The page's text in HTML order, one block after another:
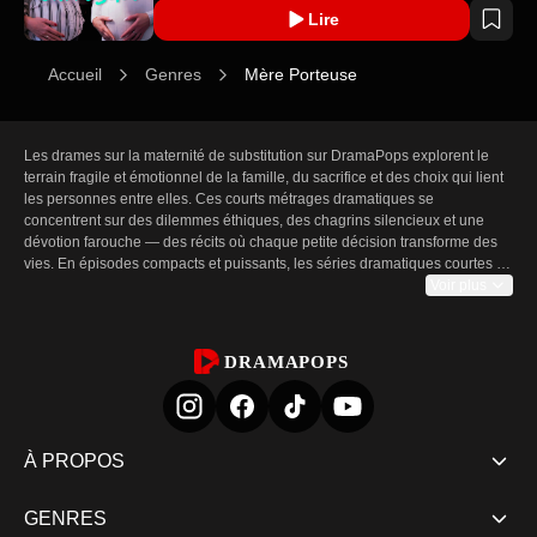
Lire
Accueil Genres Mère Porteuse
Les drames sur la maternité de substitution sur DramaPops explorent le
terrain fragile et émotionnel de la famille, du sacrifice et des choix qui lient
les personnes entre elles. Ces courts métrages dramatiques se
concentrent sur des dilemmes éthiques, des chagrins silencieux et une
dévotion farouche — des récits où chaque petite décision transforme des
vies. En épisodes compacts et puissants, les séries dramatiques courtes de
de brèves lueurs d'espoir qui percent le doute. Le format court maintient
l'intensité et l'immédiateté des émotions, chaque minute ayant du sens et
chaque fin faisant avancer l'histoire. Attendez‑vous à des scènes de luttes
pour la garde, de promesses tenues sous pression et à l'espoir fragile de
Les courts drames sur la maternité de substitution condensent de longues
DRAMAPOPS
À PROPOS
GENRES